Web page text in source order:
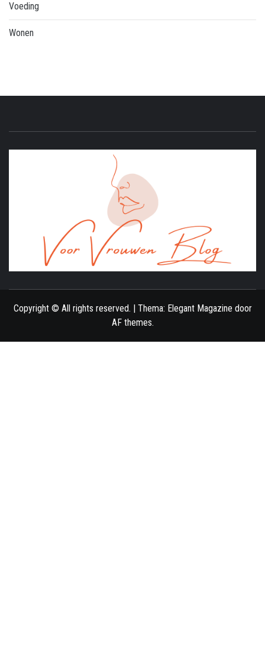
Voeding
Wonen
Copyright © All rights reserved. | Thema: Elegant Magazine door
AF themes.